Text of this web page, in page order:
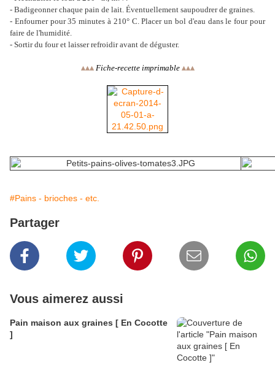
- Badigeonner chaque pain de lait. Éventuellement saupoudrer de graines.
- Enfourner pour 35 minutes à 210° C. Placer un bol d'eau dans le four pour
faire de l'humidité.
- Sortir du four et laisser refroidir avant de déguster.
▴▴▴ Fiche-recette imprimable ▴▴▴
#Pains - brioches - etc.
Partager
Vous aimerez aussi
Pain maison aux graines [ En Cocotte
]